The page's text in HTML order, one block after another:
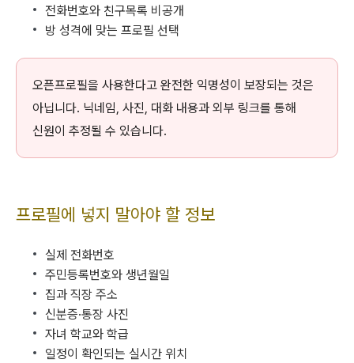
전화번호와 친구목록 비공개
방 성격에 맞는 프로필 선택
오픈프로필을 사용한다고 완전한 익명성이 보장되는 것은
아닙니다. 닉네임, 사진, 대화 내용과 외부 링크를 통해
신원이 추정될 수 있습니다.
프로필에 넣지 말아야 할 정보
실제 전화번호
주민등록번호와 생년월일
집과 직장 주소
신분증·통장 사진
자녀 학교와 학급
일정이 확인되는 실시간 위치